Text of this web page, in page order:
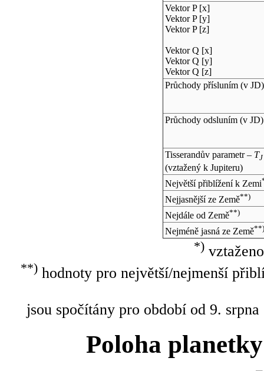
Vektor P [x]
Vektor P [y]
Vektor P [z]
Vektor Q [x]
Vektor Q [y]
Vektor Q [z]
Průchody přísluním (v JD)
Průchody odsluním (v JD)
Tisserandův parametr – TJ
(vztažený k Jupiteru)
Největší přiblížení k Zemi
Nejjasnější ze Země**)
Nejdále od Země**)
Nejméně jasná ze Země**)
*)
**)hodnoty pro největší/nejmenší
jsou spočítány pro období od 9.
Poloha